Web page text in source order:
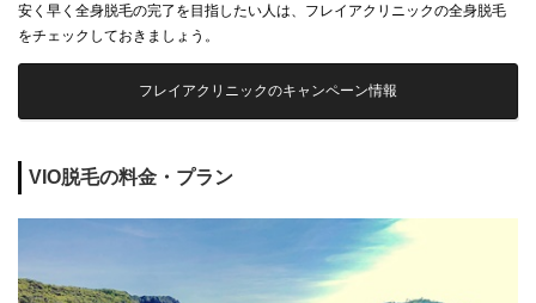
安く早く全身脱毛の完了を目指したい人は、フレイアクリニックの全身脱毛
をチェックしておきましょう。
フレイアクリニックのキャンペーン情報
VIO脱毛の料金・プラン